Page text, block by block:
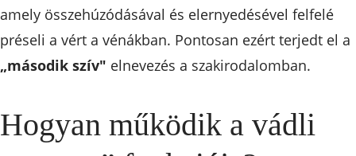
amely összehúzódásával és elernyedésével felfelé
préseli a vért a vénákban. Pontosan ezért terjedt el a
„második szív" elnevezés a szakirodalomban.
Hogyan működik a vádli